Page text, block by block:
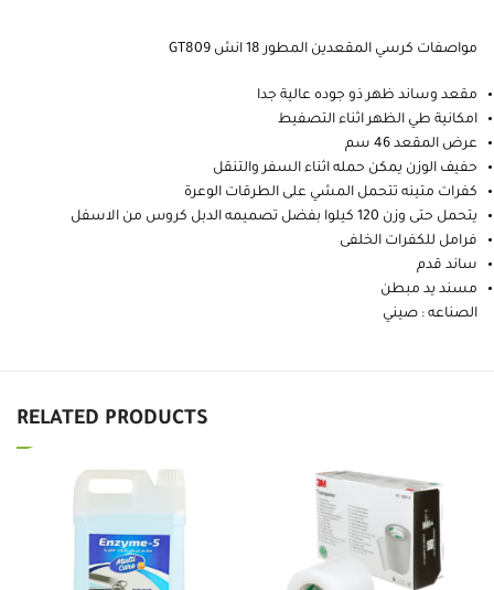
مواصفات كرسي المقعدين المطور 18 انش GT809
مقعد وساند ظهر ذو جوده عالية جدا
امكانية طي الظهر اثناء التصفيط
عرض المقعد 46 سم
حفيف الوزن يمكن حمله اثناء السفر والتنقل
كفرات متينه تتحمل المشي على الطرقات الوعرة
يتحمل حتى وزن 120 كيلوا بفضل تصميمه الدبل كروس من الاسفل
فرامل للكفرات الخلفى
ساند قدم
مسند يد مبطن
الصناعه : صيني
RELATED PRODUCTS